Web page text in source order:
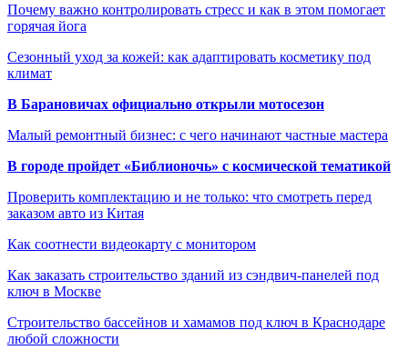
Почему важно контролировать стресс и как в этом помогает
горячая йога
Сезонный уход за кожей: как адаптировать косметику под
климат
В Барановичах официально открыли мотосезон
Малый ремонтный бизнес: с чего начинают частные мастера
В городе пройдет «Библионочь» с космической тематикой
Проверить комплектацию и не только: что смотреть перед
заказом авто из Китая
Как соотнести видеокарту с монитором
Как заказать строительство зданий из сэндвич-панелей под
ключ в Москве
Строительство бассейнов и хамамов под ключ в Краснодаре
любой сложности